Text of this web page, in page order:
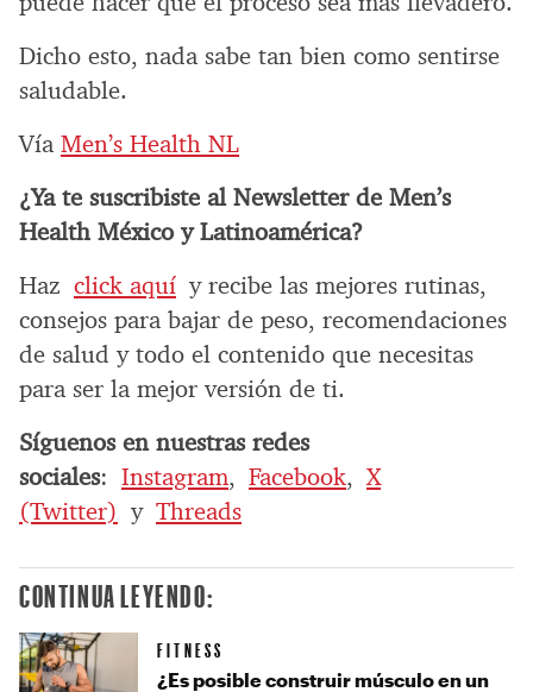
Dicho esto, nada sabe tan bien como sentirse
saludable.
Vía Men’s Health NL
¿Ya te suscribiste al Newsletter de Men’s
Health México y Latinoamérica?
Haz click aquí y recibe las mejores rutinas,
consejos para bajar de peso, recomendaciones
de salud y todo el contenido que necesitas
para ser la mejor versión de ti.
Síguenos en nuestras redes
sociales: Instagram, Facebook,X
(Twitter) y Threads
CONTINUA LEYENDO:
FITNESS
¿Es posible construir músculo en un